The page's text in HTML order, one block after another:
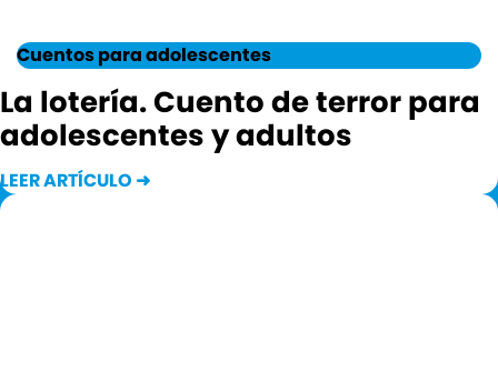
Cuentos para adolescentes
La lotería. Cuento de terror para
adolescentes y adultos
LEER ARTÍCULO ➜